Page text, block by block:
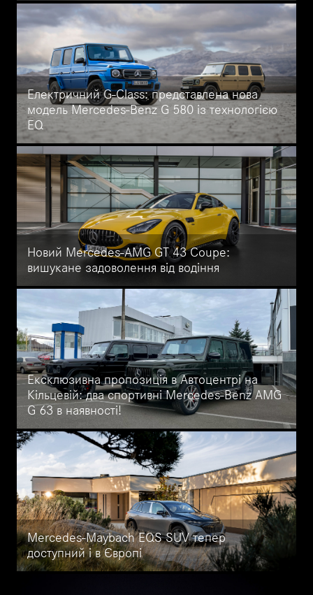
Світова прем'єра новітньої версії Mercedes-AMG GT 63 S E
PERFORMANCE відбулася в Шанхаї. Цей гібридний варіант
оснащений двигуном E PERFORMANCE потужністю 600 кВт
(816 к.с.), і пропонує найшвидше прискорення серед моделей
серії AMG: всього 2,8 секунди для розгону від 0 до 100 км/год.
Електричний G-Class: представлена нова
модель Mercedes-Benz G 580 із технологією
EQ
Повністю оновлений Mercedes-Benz G 580 з технологією EQ
залишається вірним дизайну оригінальної моделі, а також
оснащений високовольтною літій-іонною батареєю ємністю 116
кВт/год для запасу ходу до 473 кілометрів. Дізнайтеся більше
про унікальні можливості електричного позашляховика.
Новий Mercedes-AMG GT 43 Coupe:
вишукане задоволення від водіння
Відкрийте для себе новий Mercedes-AMG GT 43 Coupe:
вершина вишуканості та задоволення від водіння. Цей
автомобіль оснащений 2,0-літровим двигуном AMG з
турбонаддувом, що розвиває потужність 310 кВт (421 к.с.).
Ексклюзивна пропозиція в Автоцентрі на
Кільцевій: два спортивні Mercedes-Benz AMG
G 63 в наявності!
наявності два ексклюзивні варіанти Mercedes-Benz AMG G 63
2023 випуску - спортивні машини, створені для тих, хто звик
отримувати максимум від кожної поїздки, цінує ексклюзивність і
прагне виділитися на дорозі.
Mercedes-Maybach EQS SUV тепер
доступний і в Європі